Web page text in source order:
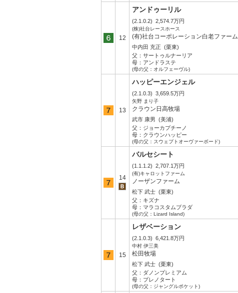
12
アンドゥーリル
(2.1.0.2) 2,574.7万円
(株)社台レースホース
(有)社台コーポレーション白老ファーム
中内田 充正 (栗東)
父： サートゥルナーリア
母： アンドラステ
(母の父：オルフェーヴル)
13
ハッピーエンジェル
(2.1.0.3) 3,659.5万円
矢野 まり子
クラウン日高牧場
武市 康男 (美浦)
父： ジョーカプチーノ
母： クラウンハッピー
(母の父：スウェプトオーヴァーボード)
14
バルセシート
(1.1.1.2) 2,707.1万円
(有)キャロットファーム
ノーザンファーム
松下 武士 (栗東)
父： キズナ
母： マラコスタムブラダ
(母の父：Lizard Island)
15
レザベーション
(2.1.0.3) 6,421.8万円
中村 伊三美
松田牧場
松下 武士 (栗東)
父： ダノンプレミアム
母： プレノタート
(母の父：ジャングルポケット)